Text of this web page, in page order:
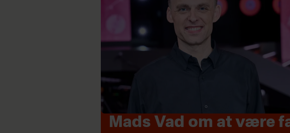
Mads Vad om at være